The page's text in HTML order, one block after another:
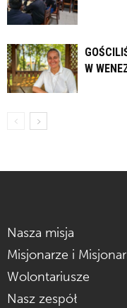
W
Nasza misja
Misjonarze i
Wolontariusze
Nasz zespół